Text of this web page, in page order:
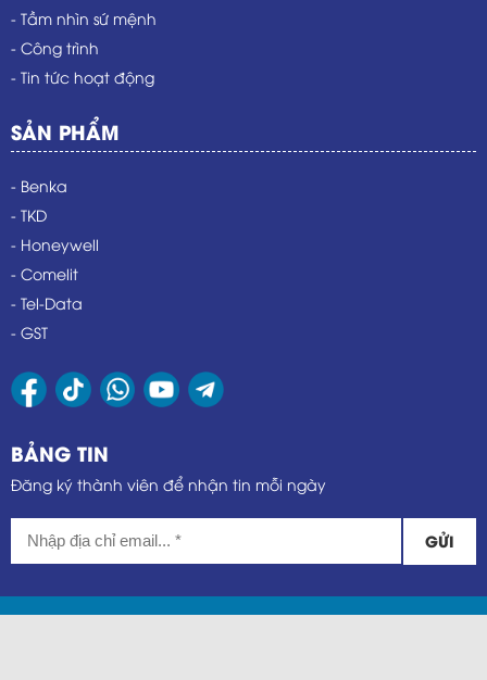
- Tầm nhìn sứ mệnh
- Công trình
- Tin tức hoạt động
SẢN PHẨM
- Benka
- TKD
- Honeywell
- Comelit
- Tel-Data
- GST
BẢNG TIN
Đăng ký thành viên để nhận tin mỗi ngày
GỬI